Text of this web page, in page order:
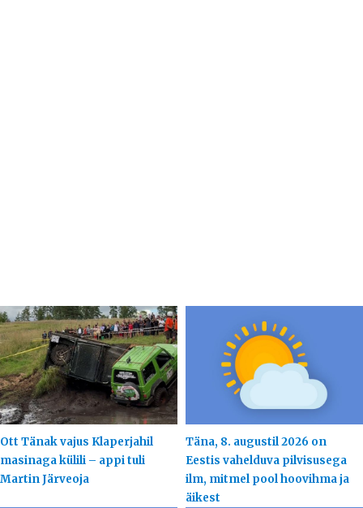
Ott Tänak vajus Klaperjahil
masinaga külili – appi tuli
Martin Järveoja
Täna, 8. augustil 2026 on
Eestis vahelduva pilvisusega
ilm, mitmel pool hoovihma ja
äikest